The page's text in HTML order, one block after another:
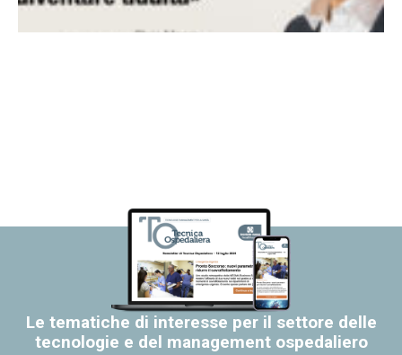
Le tematiche di interesse per il settore delle
tecnologie e del management ospedaliero